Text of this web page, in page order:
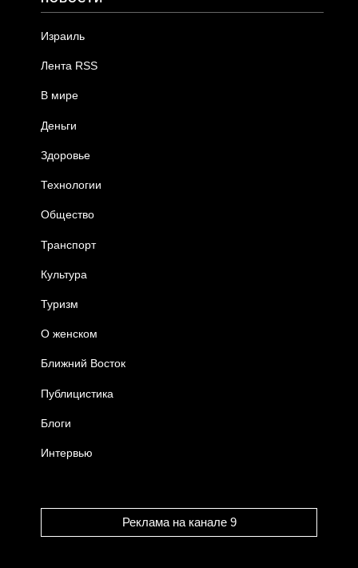
Израиль
Лента RSS
В мире
Деньги
Здоровье
Технологии
Общество
Транспорт
Культура
Туризм
О женском
Ближний Восток
Публицистика
Блоги
Интервью
Реклама на канале 9